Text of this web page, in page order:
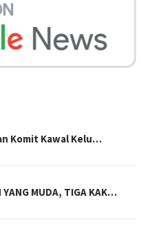
Komit Kawal Kelu…
YANG MUDA, TIGA KAK…